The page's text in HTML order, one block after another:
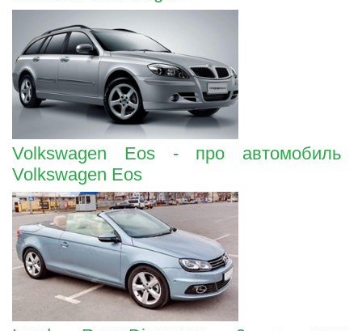
Volkswagen Eos - про автомобиль
Volkswagen Eos